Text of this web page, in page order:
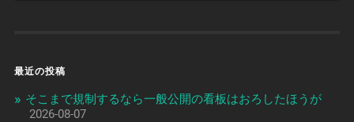
最近の投稿
そこまで規制するなら一般公開の看板はおろしたほうが
2026-08-07